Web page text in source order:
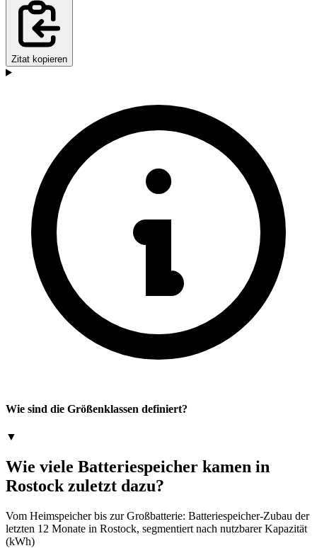
Zitat kopieren
Wie sind die Größenklassen definiert?
▼
Wie viele Batteriespeicher kamen in
Rostock zuletzt dazu?
Vom Heimspeicher bis zur Großbatterie: Batteriespeicher-Zubau der
letzten 12 Monate in Rostock, segmentiert nach nutzbarer Kapazität
(kWh)